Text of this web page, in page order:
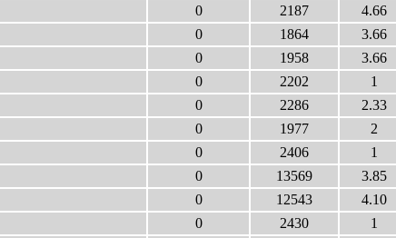
0 2187 4.66
0 1864 3.66
0 1958 3.66
0 2202 1
0 2286 2.33
0 1977 2
0 2406 1
0 13569 3.85
0 12543 4.10
0 2430 1